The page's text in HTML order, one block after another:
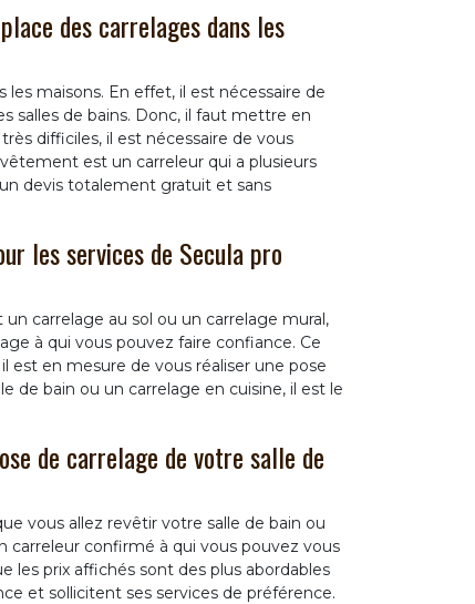
des carrelages dans les
maisons. En effet, il est nécessaire de
salles de bains. Donc, il faut mettre en
difficiles, il est nécessaire de vous
est un carreleur qui a plusieurs
devis totalement gratuit et sans
les services de Secula pro
carrelage au sol ou un carrelage mural,
à qui vous pouvez faire confiance. Ce
est en mesure de vous réaliser une pose
de bain ou un carrelage en cuisine, il est le
de carrelage de votre salle de
vous allez revêtir votre salle de bain ou
carreleur confirmé à qui vous pouvez vous
les prix affichés sont des plus abordables
et sollicitent ses services de préférence.